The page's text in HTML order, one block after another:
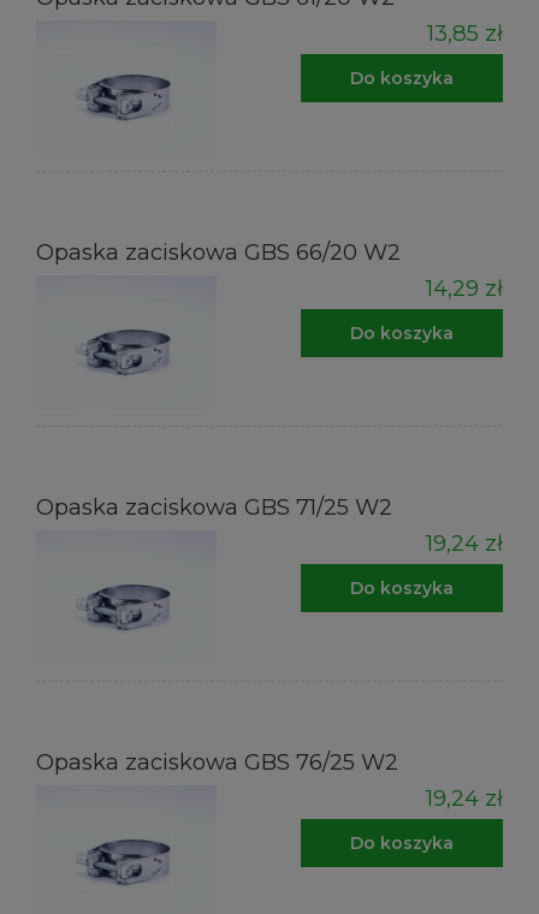
13,85 zł
Do koszyka
Opaska zaciskowa GBS 66/20 W2
14,29 zł
Do koszyka
Opaska zaciskowa GBS 71/25 W2
19,24 zł
Do koszyka
Opaska zaciskowa GBS 76/25 W2
19,24 zł
Do koszyka